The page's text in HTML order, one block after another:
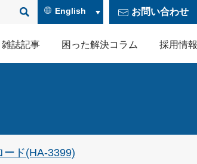
English お問い合わせ
雑誌記事 困った解決コラム 採用情報
ード(HA-3399)